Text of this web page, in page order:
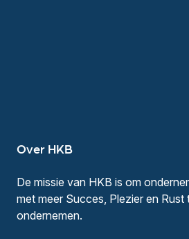
Over HKB
De missie van HKB is om
met meer Succes, Plezier en Rust
ondernemen.